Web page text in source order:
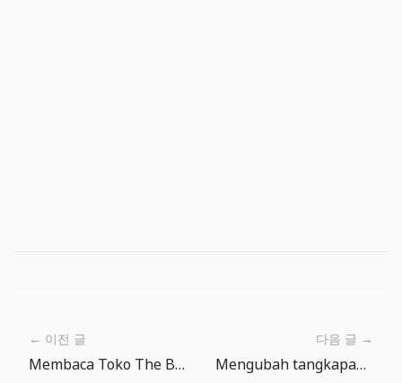
← 이전 글
Membaca Toko The Big One: memilih umpan dan permata tanpa tekanan
다음 글 →
Mengubah tangkapan menjadi masakan kamp di The Big One